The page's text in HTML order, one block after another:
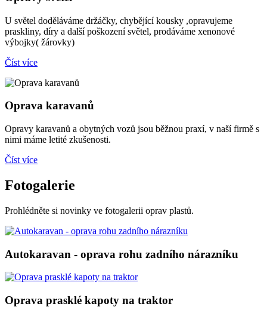
U světel doděláváme držáčky, chybějící kousky ,opravujeme
praskliny, díry a další poškození světel, prodáváme xenonové
výbojky( žárovky)
Číst více
Oprava karavanů
Opravy karavanů a obytných vozů jsou běžnou praxí, v naší firmě s
nimi máme letité zkušenosti.
Číst více
Fotogalerie
Prohlédněte si novinky ve fotogalerii oprav plastů.
Autokaravan - oprava rohu zadního nárazníku
Oprava prasklé kapoty na traktor